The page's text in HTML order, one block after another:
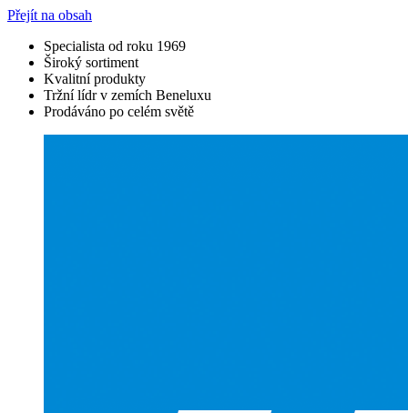
Přejít na obsah
Specialista od roku 1969
Široký sortiment
Kvalitní produkty
Tržní lídr v zemích Beneluxu
Prodáváno po celém světě